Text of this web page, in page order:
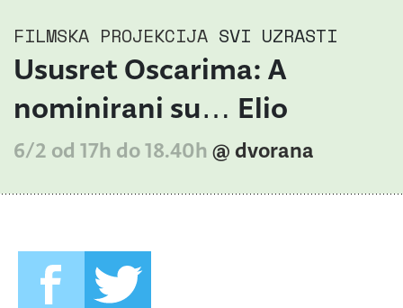
FILMSKA PROJEKCIJA SVI UZRASTI
Ususret Oscarima: A
nominirani su… Elio
6/2 od 17h do 18.40h @ dvorana